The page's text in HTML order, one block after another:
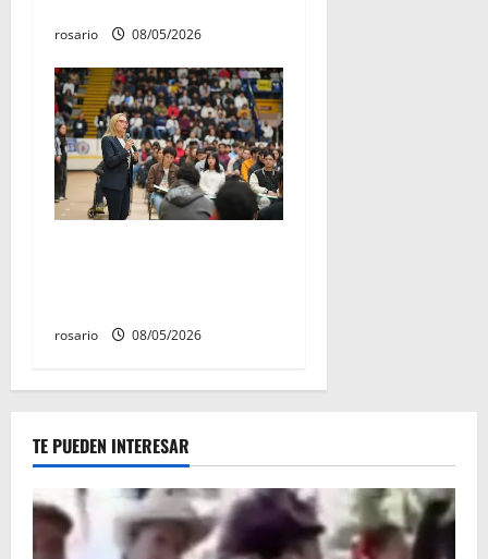
rosario 08/05/2026
rosario 08/05/2026
TE PUEDEN INTERESAR